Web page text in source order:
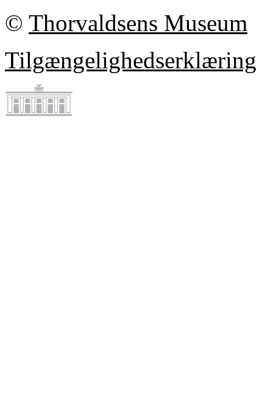
© Thorvaldsens Museum
Tilgængelighedserklæring